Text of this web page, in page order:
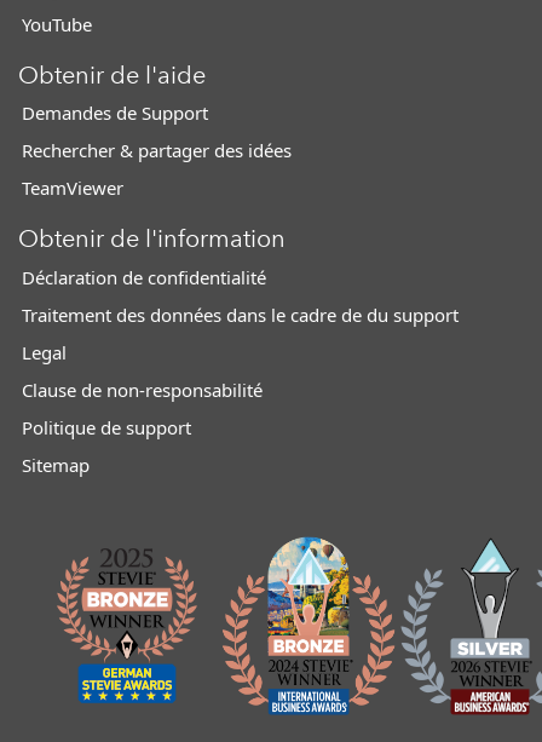
YouTube
Obtenir de l'aide
Demandes de Support
Rechercher & partager des idées
TeamViewer
Obtenir de l'information
Déclaration de confidentialité
Traitement des données dans le cadre de du support
Legal
Clause de non-responsabilité
Politique de support
Sitemap